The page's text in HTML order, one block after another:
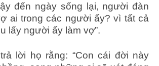
đến ngày sống lại, người đàn
ai trong các người ấy? vì tất cả
lấy người ấy làm vợ”.
lời họ rằng: “Con cái đời này